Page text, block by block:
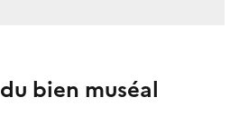
bien muséal